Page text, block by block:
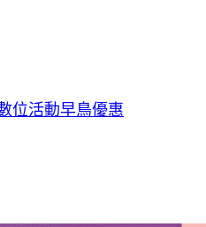
位活動早鳥優惠